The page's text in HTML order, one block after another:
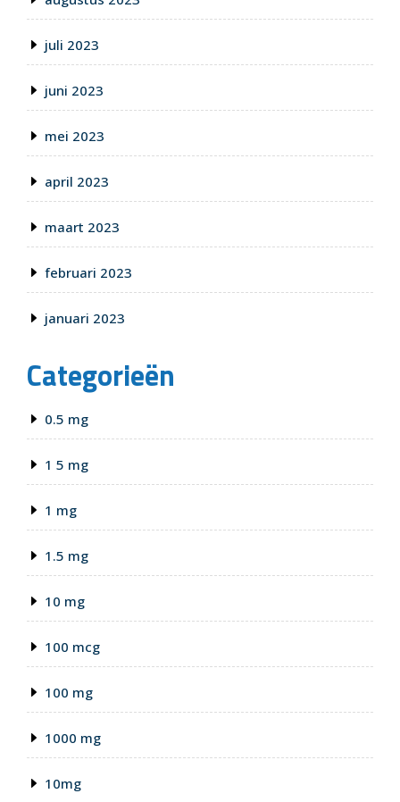
juli 2023
juni 2023
mei 2023
april 2023
maart 2023
februari 2023
januari 2023
Categorieën
0.5 mg
1 5 mg
1 mg
1.5 mg
10 mg
100 mcg
100 mg
1000 mg
10mg